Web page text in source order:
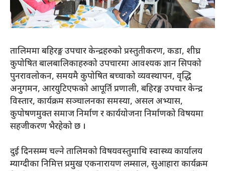
तालिममा बहिरङ्ग उपचार केन्द्रहरुको प्रस्तुतीकरण, कडा, शीघ्र
कुपोषित बालबालिकाहरुको उपचारमा आवश्यक ज्ञान सिपको
पुनरावलोकन, समयमै कुपोषित बच्चाको व्यवस्थापन, वृद्धि
अनुगमन, आरयुटिएफको आपूर्ति प्रणाली, बहिरङ्ग उपचार केन्द्र
विस्तार, कार्यक्रम सञ्चालनका समस्या, असल अभ्यास,
कुपोषणमुक्त समाज निर्माण र कार्ययोजना निर्माणको विषयमा
सहजीकरण भैरहेको छ ।
दुई दिनसम्म चल्ने तालिमको विषयवस्तुमाथि स्वास्थ्य कार्यालय
म्याग्दीका निमित्त प्रमुख एकनारायण लम्साल, सुआहारा कार्यक्रम